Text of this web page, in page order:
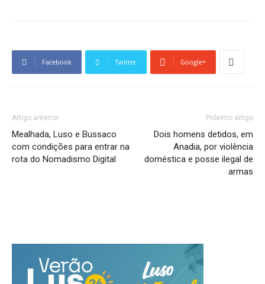
Facebook Twitter Google+
Artigo anterior
Mealhada, Luso e Bussaco
com condições para entrar na
rota do Nomadismo Digital
Próximo artigo
Dois homens detidos, em
Anadia, por violência
doméstica e posse ilegal de
armas